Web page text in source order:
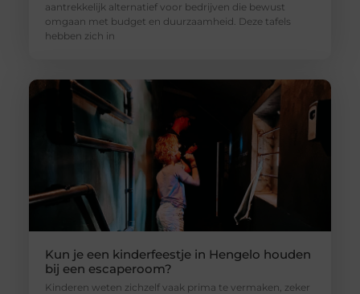
aantrekkelijk alternatief voor bedrijven die bewust
omgaan met budget en duurzaamheid. Deze tafels
hebben zich in
Kun je een kinderfeestje in Hengelo houden
bij een escaperoom?
Kinderen weten zichzelf vaak prima te vermaken, zeker